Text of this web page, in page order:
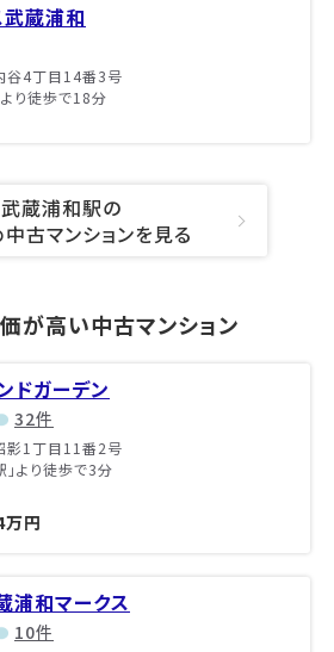
武蔵浦和
谷4丁目14番3号
り徒歩で18分
武蔵浦和駅の
古マンションを見る
が高い中古マンション
ドガーデン
32件
影1丁目11番2号
より徒歩で3分
円
浦和マークス
10件